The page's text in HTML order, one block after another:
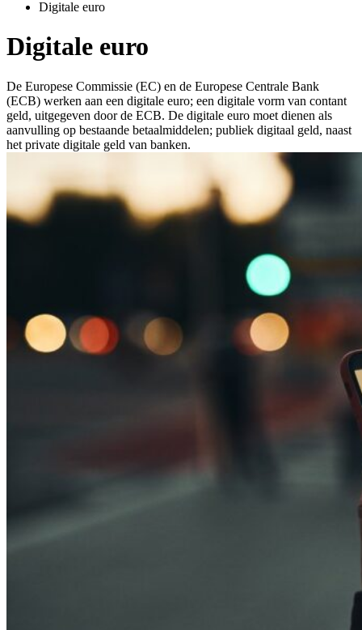
Digitale euro
Digitale euro
De Europese Commissie (EC) en de Europese Centrale Bank
(ECB) werken aan een digitale euro; een digitale vorm van contant
geld, uitgegeven door de ECB. De digitale euro moet dienen als
aanvulling op bestaande betaalmiddelen; publiek digitaal geld, naast
het private digitale geld van banken.